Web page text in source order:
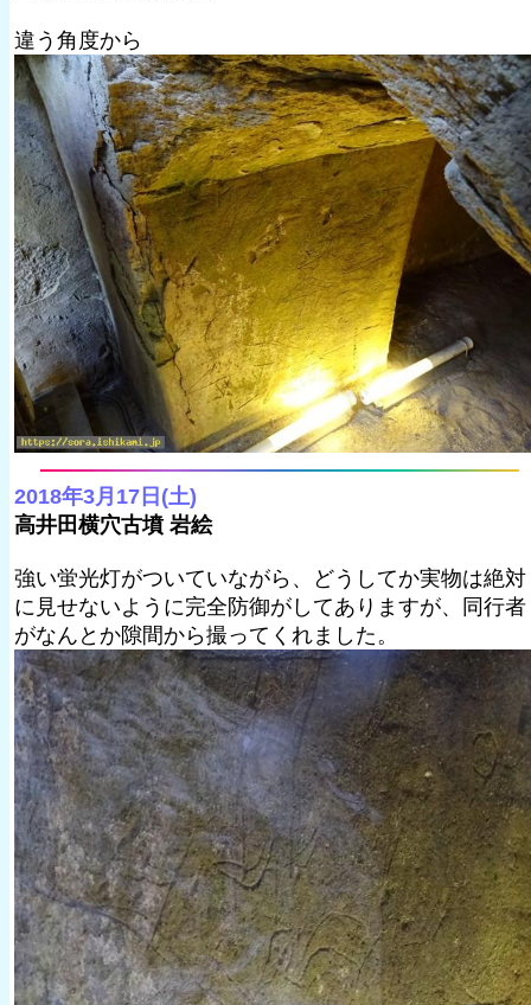
違う角度から
2018年3月17日(土)
高井田横穴古墳 岩絵
強い蛍光灯がついていながら、どうしてか実物は絶対
に見せないように完全防御がしてありますが、同行者
がなんとか隙間から撮ってくれました。